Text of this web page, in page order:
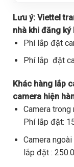
Lưu ý: Viettel
nhà khi đăng
Phí lắp đặt
Phí lắp đặt
Khác hàng lắp
camera hiện
Camera trong
Phí lắp đặt:
Camera
lắp đặt :